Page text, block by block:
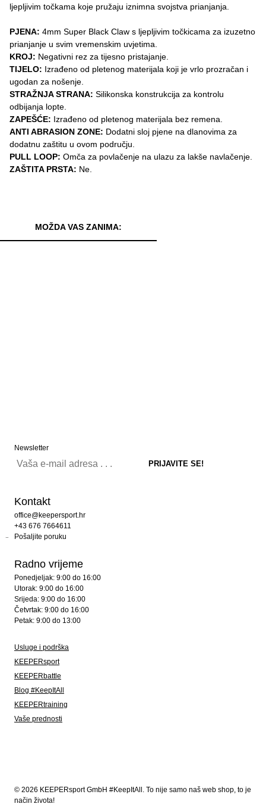
ljepljivim točkama koje pružaju iznimna svojstva prianjanja.
PJENA: 4mm Super Black Claw s ljepljivim točkicama za izuzetno
prianjanje u svim vremenskim uvjetima.
KROJ: Negativni rez za tijesno pristajanje.
TIJELO: Izrađeno od pletenog materijala koji je vrlo prozračan i
ugodan za nošenje.
STRAŽNJA STRANA: Silikonska konstrukcija za kontrolu
odbijanja lopte.
ZAPEŠĆE: Izrađeno od pletenog materijala bez remena.
ANTI ABRASION ZONE: Dodatni sloj pjene na dlanovima za
dodatnu zaštitu u ovom području.
PULL LOOP: Omča za povlačenje na ulazu za lakše navlačenje.
ZAŠTITA PRSTA: Ne.
MOŽDA VAS ZANIMA:
Newsletter
Kontakt
office@keepersport.hr
+43 676 7664611
Pošaljite poruku
Radno vrijeme
Ponedjeljak: 9:00 do 16:00
Utorak: 9:00 do 16:00
Srijeda: 9:00 do 16:00
Četvrtak: 9:00 do 16:00
Petak: 9:00 do 13:00
Usluge i podrška
KEEPERsport
KEEPERbattle
Blog #KeepItAll
KEEPERtraining
Vaše prednosti
© 2026 KEEPERsport GmbH #KeepItAll. To nije samo naš web shop, to je
način života!